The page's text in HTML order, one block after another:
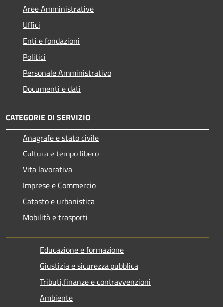
Aree Amministrative
Uffici
Enti e fondazioni
Politici
Personale Amministrativo
Documenti e dati
CATEGORIE DI SERVIZIO
Anagrafe e stato civile
Cultura e tempo libero
Vita lavorativa
Imprese e Commercio
Catasto e urbanistica
Mobilità e trasporti
Educazione e formazione
Giustizia e sicurezza pubblica
Tributi,finanze e contravvenzioni
Ambiente